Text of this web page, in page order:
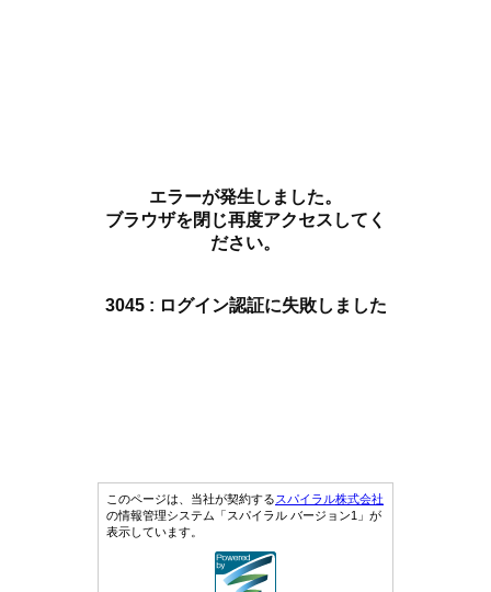
エラーが発生しました。
ブラウザを閉じ再度アクセスしてく
ださい。
3045 : ログイン認証に失敗しました
このページは、当社が契約するスパイラル株式会社
の情報管理システム「スパイラル バージョン1」が
表示しています。